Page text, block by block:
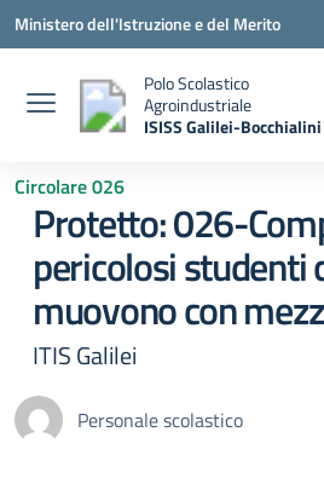
Vai ai contenuti
Vai al menu di navigazione
Vai al footer
Ministero dell'Istruzione e del Merito
Polo Scolastico
Agroindustriale
ISISS Galilei-Bocchialini
Circolare 026
Protetto: 026-
pericolosi studenti
muovono con
ITIS Galilei
Personale scolastico